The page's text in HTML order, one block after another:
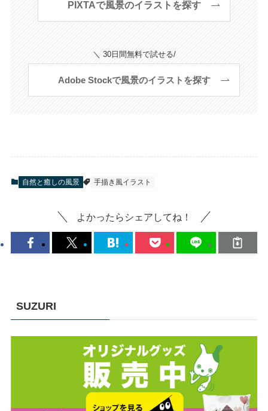
PIXTAで風景のイラストを探す
＼ 30日間無料で試せる/
Adobe Stockで風景のイラストを探す
自然と癒しの風景 手描き風イラスト
よかったらシェアしてね！
SUZURI